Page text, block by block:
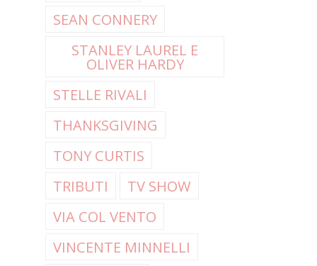
SEAN CONNERY
STANLEY LAUREL E
OLIVER HARDY
STELLE RIVALI
THANKSGIVING
TONY CURTIS
TRIBUTI
TV SHOW
VIA COL VENTO
VINCENTE MINNELLI